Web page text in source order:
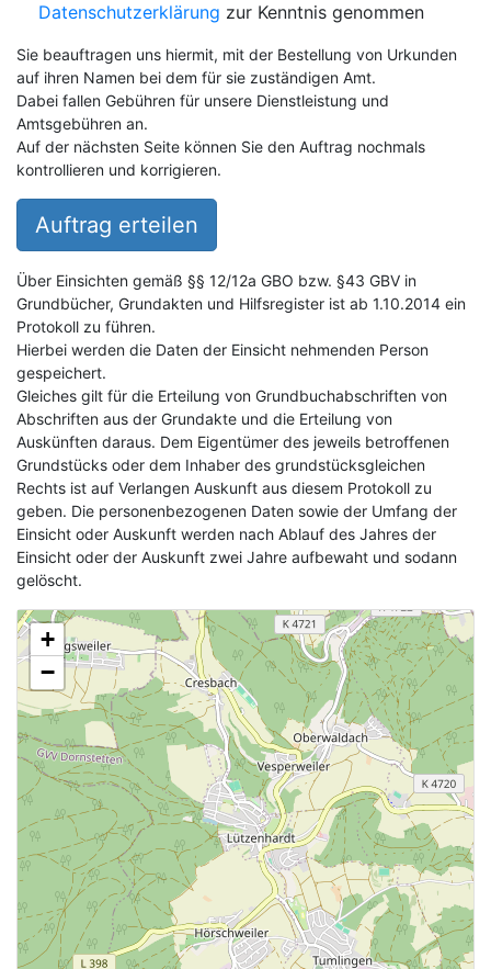
Datenschutzerklärung zur Kenntnis genommen
Sie beauftragen uns hiermit, mit der Bestellung von Urkunden
auf ihren Namen bei dem für sie zuständigen Amt.
Dabei fallen Gebühren für unsere Dienstleistung und
Amtsgebühren an.
Auf der nächsten Seite können Sie den Auftrag nochmals
kontrollieren und korrigieren.
Auftrag erteilen
Über Einsichten gemäß §§ 12/12a GBO bzw. §43 GBV in
Grundbücher, Grundakten und Hilfsregister ist ab 1.10.2014 ein
Protokoll zu führen.
Hierbei werden die Daten der Einsicht nehmenden Person
gespeichert.
Gleiches gilt für die Erteilung von Grundbuchabschriften von
Abschriften aus der Grundakte und die Erteilung von
Auskünften daraus. Dem Eigentümer des jeweils betroffenen
Grundstücks oder dem Inhaber des grundstücksgleichen
Rechts ist auf Verlangen Auskunft aus diesem Protokoll zu
geben. Die personenbezogenen Daten sowie der Umfang der
Einsicht oder Auskunft werden nach Ablauf des Jahres der
Einsicht oder der Auskunft zwei Jahre aufbewaht und sodann
gelöscht.
+
−